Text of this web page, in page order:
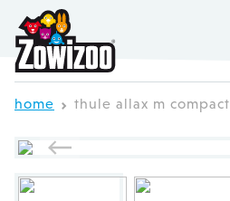
Ga direct door naar de inhoud
home thule allax m compact